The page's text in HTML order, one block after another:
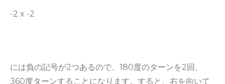
-2 x -2
には負の記号が2つあるので、180度のターンを2回、
360度ターンすることになります。すると、右を向いて